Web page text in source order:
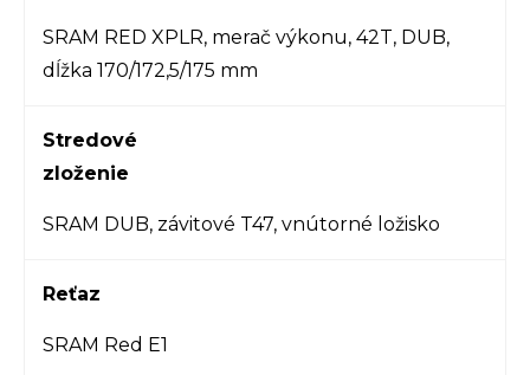
SRAM RED XPLR, merač výkonu, 42T, DUB,
dĺžka 170/172,5/175 mm
Stredové
zloženie
SRAM DUB, závitové T47, vnútorné ložisko
Reťaz
SRAM Red E1